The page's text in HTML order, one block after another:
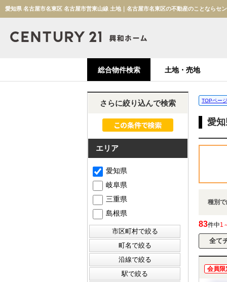
愛知県 名古屋市名東区 名古屋市営東山線 土地｜名古屋市名東区の不動産のことならセ
総合物件検索 土地・売地
TOPページ
愛
種別
83件中1
会員限
さらに絞り込んで検索
エリア
愛知県
岐阜県
三重県
島根県